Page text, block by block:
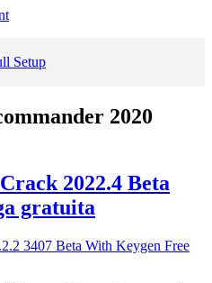
Setup
2020
2022.4 Beta
gratuita